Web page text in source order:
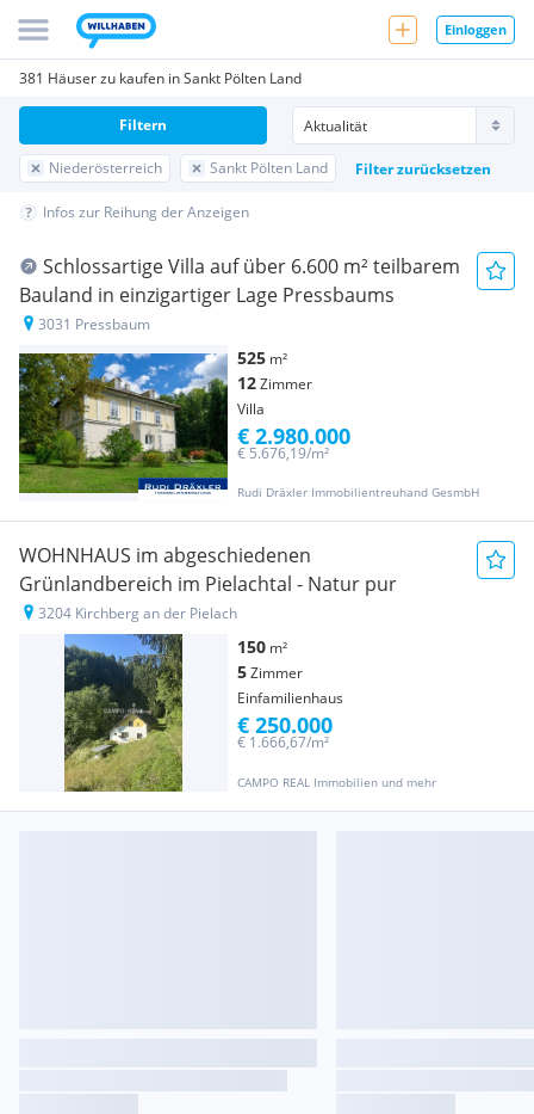
Einloggen
381 Häuser zu kaufen in Sankt Pölten Land
Niederösterreich Sankt Pölten Land Filter zurücksetzen
Filtern
Infos zur Reihung der Anzeigen
Schlossartige Villa auf über 6.600 m² teilbarem
Bauland in einzigartiger Lage Pressbaums
3031 Pressbaum
525 m²
12Zimmer
Villa
Rudi Dräxler Immobilientreuhand GesmbH
€ 5.676,19/m²
€ 2.980.000
WOHNHAUS im abgeschiedenen
Grünlandbereich im Pielachtal - Natur pur
3204 Kirchberg an der Pielach
150 m²
5Zimmer
Einfamilienhaus
CAMPO REAL Immobilien und mehr
€ 1.666,67/m²
€ 250.000